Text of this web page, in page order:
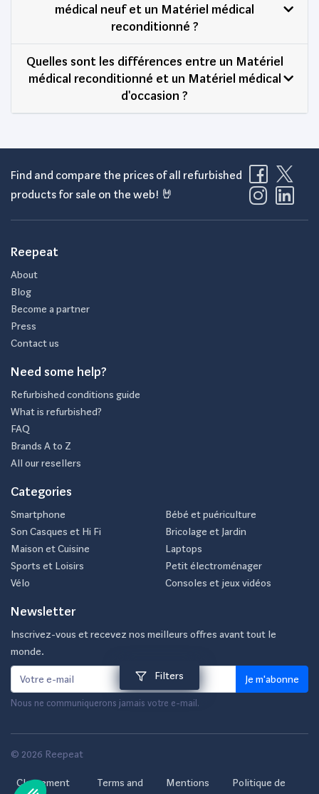
Filters
médical neuf et un Matériel médical
reconditionné ?
Quelles sont les différences entre un Matériel
médical reconditionné et un Matériel médical
d'occasion ?
Find and compare the prices of all refurbished
products for sale on the web! 🤘
Reepeat
About
Blog
Become a partner
Press
Contact us
Need some help?
Refurbished conditions guide
What is refurbished?
FAQ
Brands A to Z
All our resellers
Categories
Smartphone
Son Casques et Hi Fi
Maison et Cuisine
Sports et Loisirs
Vélo
Bébé et puériculture
Bricolage et Jardin
Laptops
Petit électroménager
Consoles et jeux vidéos
Newsletter
Inscrivez-vous et recevez nos meilleurs offres avant tout le
monde.
Je m'abonne
Nous ne communiquerons jamais votre e-mail.
© 2026 Reepeat
Classement
Terms and
Mentions
Politique de